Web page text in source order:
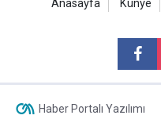
Anasayfa Künye
Haber Portalı Yazılımı